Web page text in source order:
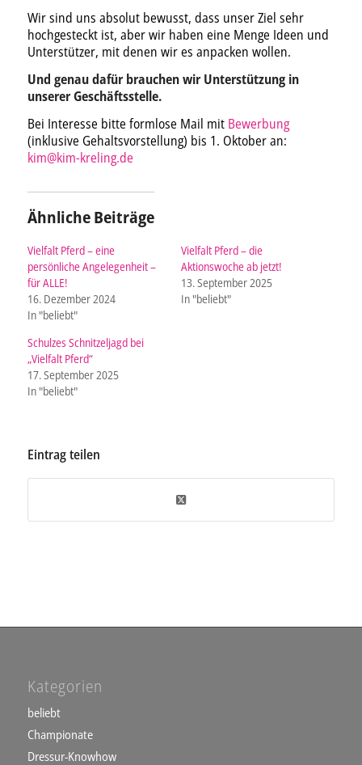
Wir sind uns absolut bewusst, dass unser Ziel sehr
hochgesteckt ist, aber wir haben eine Menge Ideen und
Unterstützer, mit denen wir es anpacken wollen.
Und genau dafür brauchen wir Unterstützung in
unserer Geschäftsstelle.
Bei Interesse bitte formlose Mail mit Bewerbung
(inklusive Gehaltsvorstellung) bis 1. Oktober an:
kim@kim-kreling.de
Ähnliche Beiträge
Vielfalt Pferd – eine
persönliche Angelegenheit –
für ALLE!
16. Dezember 2024
In "beliebt"
Vielfalt Pferd – die
Aktionswoche ab jetzt!
13. September 2025
In "beliebt"
Schulzes Schnitzeljagd bei
„Vielfalt Pferd“
17. September 2025
In "beliebt"
Eintrag teilen
Kategorien
beliebt
Championate
Dressur-Knowhow